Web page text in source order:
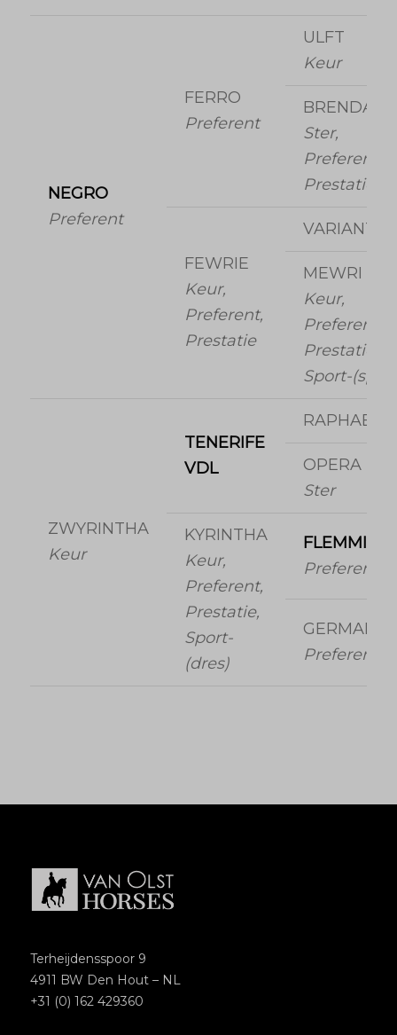
NEGRO
Preferent
FERRO
Preferent
ULFT
Keur
BRENDA
Ster,
Preferent,
Prestatie
FEWRIE
Keur,
Preferent,
Prestatie
VARIANT
MEWRI
Keur,
Preferent,
Prestatie,
Sport-(spr)
ZWYRINTHA
Keur
TENERIFE
VDL
RAPHAEL
OPERA
Ster
KYRINTHA
Keur,
Preferent,
Prestatie,
Sport-
(dres)
Preferent
GERMAINE
Preferent
Terheijdensspoor 9
4911 BW Den Hout – NL
+31 (0) 162 429360